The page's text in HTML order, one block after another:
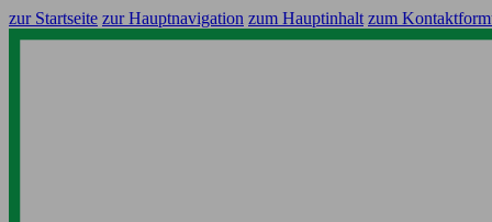
zur Startseite zur Hauptnavigation zum Hauptinhalt zum